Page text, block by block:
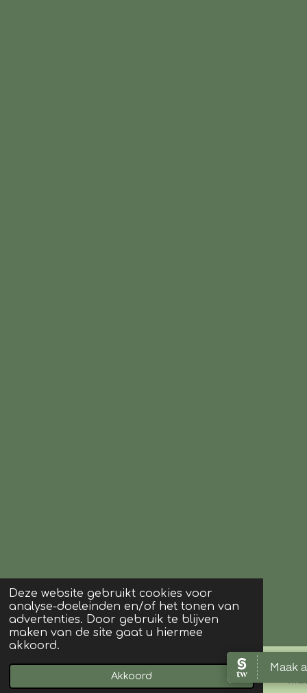
Deze website gebruikt cookies voor
analyse-doeleinden en/of het tonen van
advertenties. Door gebruik te blijven
maken van de site gaat u hiermee
akkoord.
Akkoord